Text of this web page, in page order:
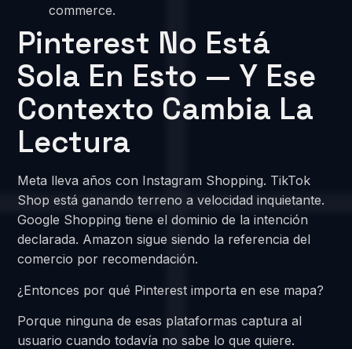
commerce.
Pinterest No Está
Sola En Esto — Y Ese
Contexto Cambia La
Lectura
Meta lleva años con Instagram Shopping. TikTok
Shop está ganando terreno a velocidad inquietante.
Google Shopping tiene el dominio de la intención
declarada. Amazon sigue siendo la referencia del
comercio por recomendación.
¿Entonces por qué Pinterest importa en ese mapa?
Porque ninguna de esas plataformas captura al
usuario cuando todavía no sabe lo que quiere.